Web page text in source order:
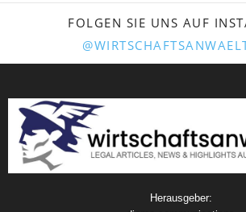
FOLGEN SIE UNS AUF
Herausgeber: